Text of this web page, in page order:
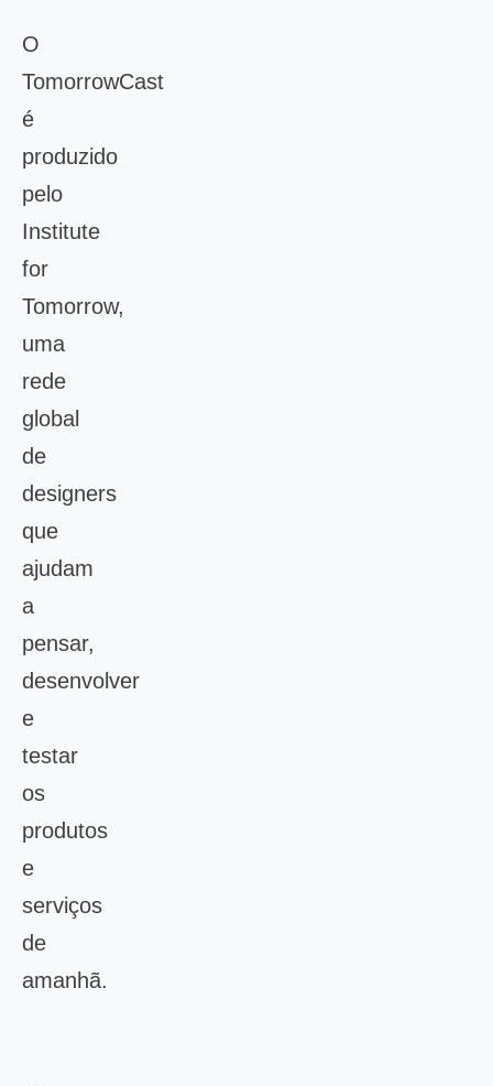
O
TomorrowCast
é
produzido
pelo
Institute
for
Tomorrow,
uma
rede
global
de
designers
que
ajudam
a
pensar,
desenvolver
e
testar
os
produtos
e
serviços
de
amanhã.